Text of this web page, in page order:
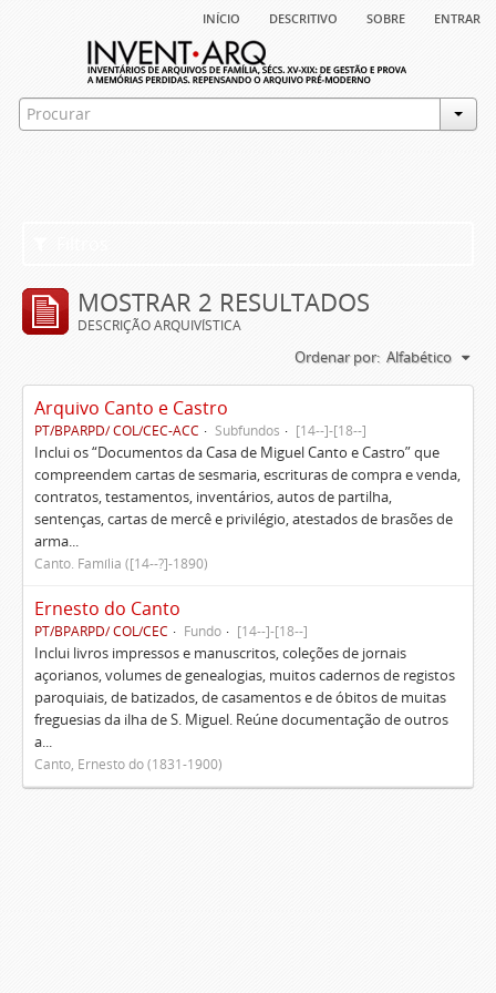
início descritivo sobre entrar
MOSTRAR 2 RESULTADOS
DESCRIÇÃO ARQUIVÍSTICA
Ordenar por: Alfabético
Arquivo Canto e Castro
PT/BPARPD/ COL/CEC-ACC Subfundos [14--]-[18--]
Inclui os “Documentos da Casa de Miguel Canto e Castro” que
compreendem cartas de sesmaria, escrituras de compra e venda,
contratos, testamentos, inventários, autos de partilha,
sentenças, cartas de mercê e privilégio, atestados de brasões de
arma...
Canto. Família ([14--?]-1890)
Ernesto do Canto
PT/BPARPD/ COL/CEC Fundo [14--]-[18--]
Inclui livros impressos e manuscritos, coleções de jornais
açorianos, volumes de genealogias, muitos cadernos de registos
paroquiais, de batizados, de casamentos e de óbitos de muitas
freguesias da ilha de S. Miguel. Reúne documentação de outros
a...
Canto, Ernesto do (1831-1900)